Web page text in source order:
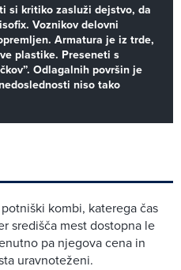
si kritiko zasluži dejstvo, da
Voznikov delovni
Armatura je iz trde,
plastike. Preseneti s
Odlagalnih površin je
niso tako
kombi, katerega čas
središča mest dostopna le
pa njegova cena in
uravnoteženi.